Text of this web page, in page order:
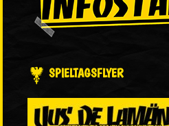
SPIELTAGSFLYER